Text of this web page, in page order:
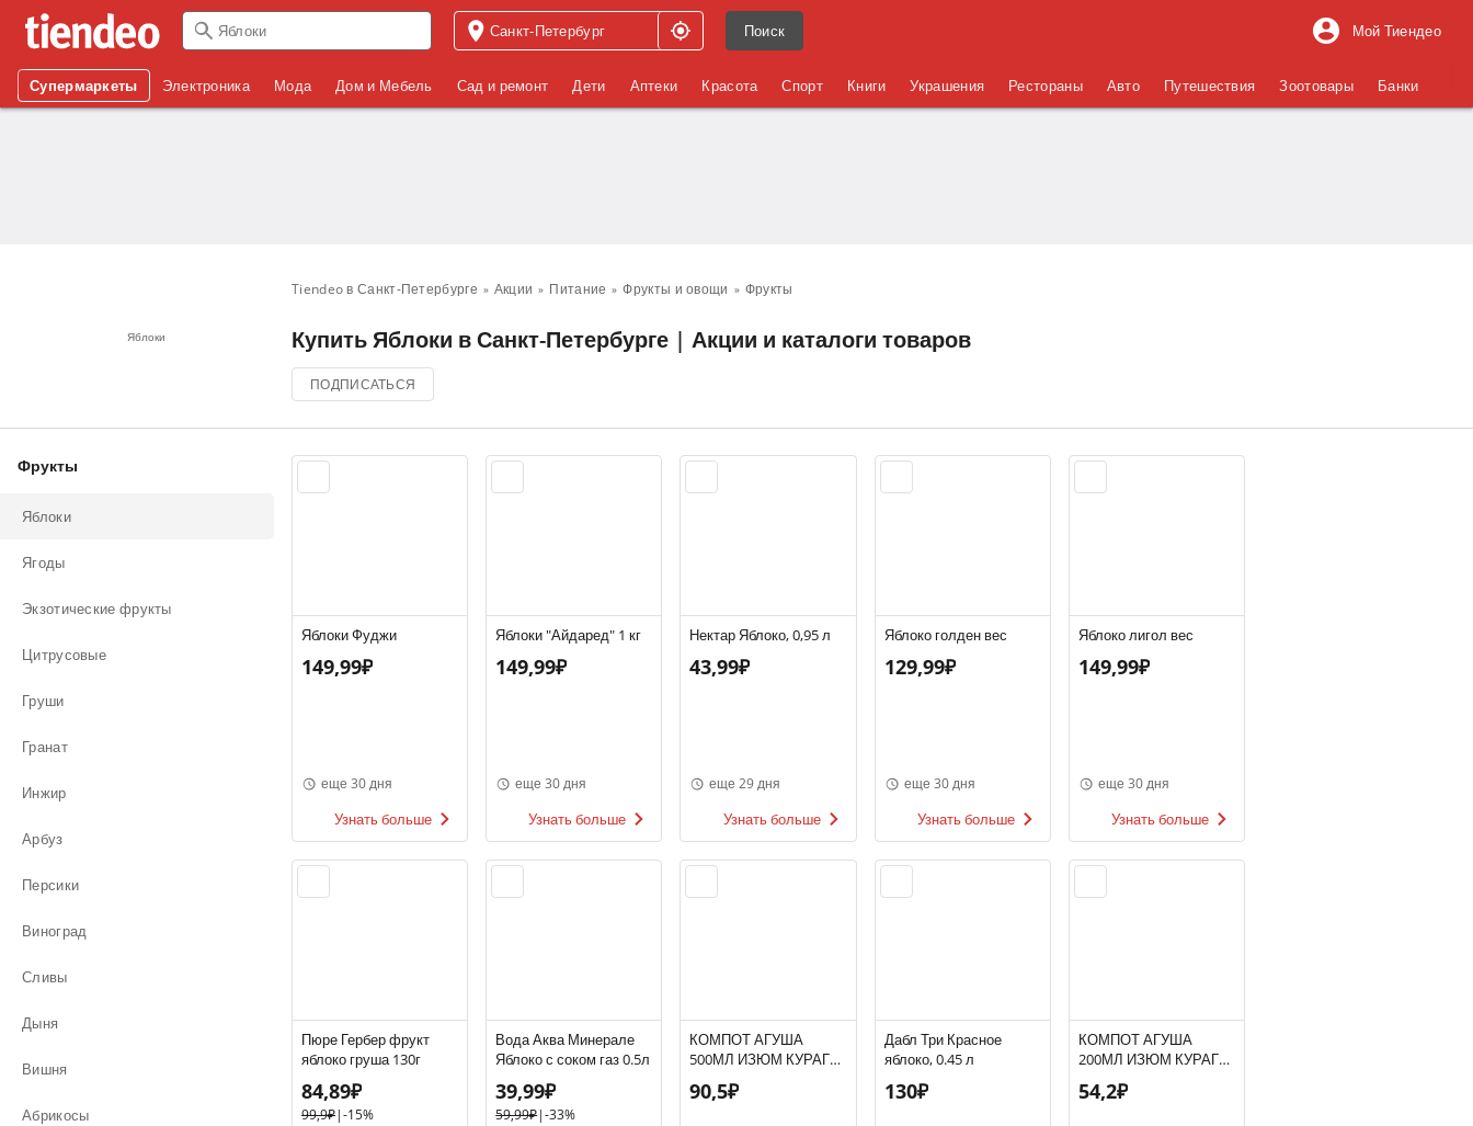
Поиск Мой Тиендео
Супермаркеты Электроника Мода Дом и Мебель Сад и ремонт Дети Аптеки Красота Спорт Книги Украшения Рестораны Авто Путешествия Зоотовары Банки
Яблоки
Tiendeo в Санкт-Петербурге Акции Питание Фрукты и овощи Фрукты
Купить Яблоки в Санкт-Петербурге | Акции и каталоги товаров
ПОДПИСАТЬСЯ
Фрукты
Яблоки
Ягоды
Экзотические фрукты
Цитрусовые
Груши
Гранат
Инжир
Арбуз
Персики
Виноград
Сливы
Дыня
Вишня
Абрикосы
Яблоки Фуджи
149,99₽
еще 30 дня
Узнать больше
Яблоки "Айдаред" 1 кг
149,99₽
еще 30 дня
Узнать больше
Нектар Яблоко, 0,95 л
43,99₽
еще 29 дня
Узнать больше
Яблоко голден вес
129,99₽
еще 30 дня
Узнать больше
Яблоко лигол вес
149,99₽
еще 30 дня
Узнать больше
Пюре Гербер фрукт
яблоко груша 130г
84,89₽
99,9₽|-15%
Вода Аква Минерале
Яблоко с соком газ 0.5л
39,99₽
59,99₽|-33%
КОМПОТ АГУША
500МЛ ИЗЮМ КУРАГА
ЯБЛОКО
90,5₽
Дабл Три Красное
яблоко, 0.45 л
130₽
КОМПОТ АГУША
200МЛ ИЗЮМ КУРАГА
ЯБЛОКО
54,2₽